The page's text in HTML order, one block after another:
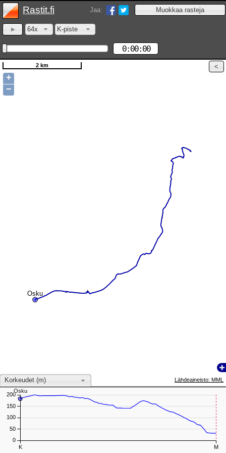
Osku
Osku
Rastit.fi Jaa:
64x K-piste
0:00:00
2 km
+
−
Lähdeaineisto: MML
Korkeudet (m)
K M
0
50
100
150
200
Osku
Osku